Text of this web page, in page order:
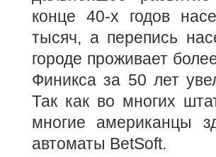
конце 40-х годов
тысяч, а перепись
городе проживает
Финикса за 50 лет
Так как во многих
многие американцы
автоматы BetSoft.